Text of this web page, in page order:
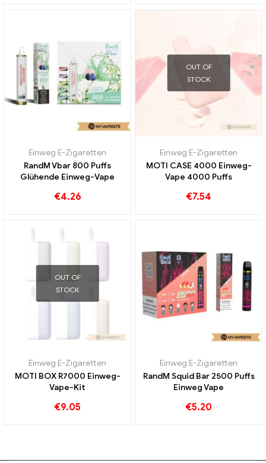
Einweg E-Zigaretten
RandM Vbar 800 Puffs
Glühende Einweg-Vape
€4.26
OUT OF
STOCK
Einweg E-Zigaretten
MOTI CASE 4000 Einweg-
Vape 4000 Puffs
€7.54
OUT OF
STOCK
Einweg E-Zigaretten
MOTI BOX R7000 Einweg-
Vape-Kit
€9.05
Einweg E-Zigaretten
RandM Squid Bar 2500 Puffs
Einweg Vape
€5.20